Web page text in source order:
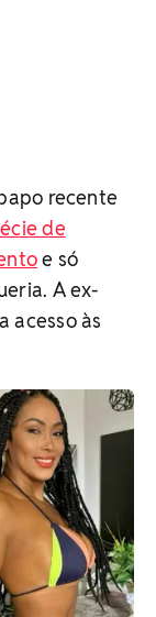
recente
de
e só
A ex-
acesso às